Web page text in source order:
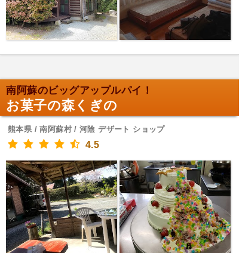
南阿蘇のビッグアップルパイ！
お菓子の森くぎの
熊本県 / 南阿蘇村 / 河陰 デザート ショップ
4.5